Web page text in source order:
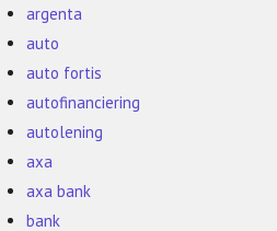
argenta
auto
auto fortis
autofinanciering
autolening
axa
axa bank
bank